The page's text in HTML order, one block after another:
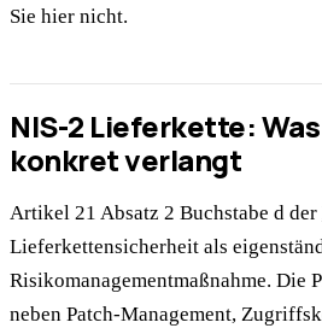
Sie hier nicht.
NIS-2 Lieferkette:
konkret verlangt
Artikel 21 Absatz 2 Buchstabe d der
Lieferkettensicherheit als
Risikomanagementmaßnahme. Die
neben Patch-Management,